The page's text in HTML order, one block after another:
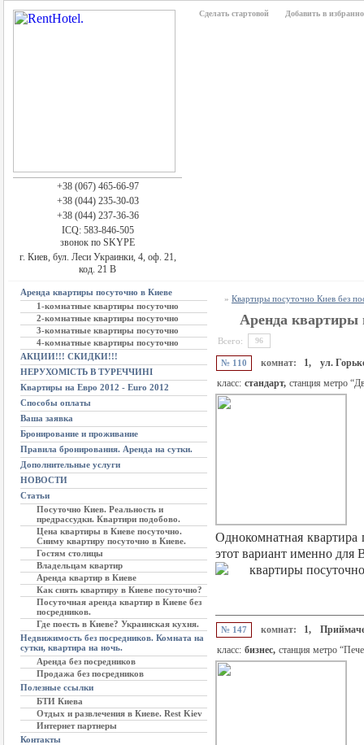
+38 (067) 465-66-97
+38 (044) 235-30-03
+38 (044) 237-36-36
ICQ: 583-846-505
звонок по SKYPE
г. Киев, бул. Леси Украинки, 4, оф. 21,
код. 21 В
Сделать стартовой Добавить в
Аренда квартиры посуточно в Киеве
1-комнатные квартиры посуточно
2-комнатные квартиры посуточно
3-комнатные квартиры посуточно
4-комнатные квартиры посуточно
АКЦИИ!!! СКИДКИ!!!
НЕРУХОМІСТЬ В ТУРЕЧЧИНІ
Квартиры на Евро 2012 - Euro 2012
Способы оплаты
Ваша заявка
Бронирование и проживание
Правила бронирования. Аренда на сутки.
Дополнительные услуги
НОВОСТИ
Статьи
Посуточно Киев. Реальность и
предрассудки. Квартири подобово.
Цена квартиры в Киеве посуточно.
Сниму квартиру посуточно в Киеве.
Гостям столицы
Владельцам квартир
Аренда квартир в Киеве
Как снять квартиру в Киеве посуточно?
Посуточная аренда квартир в Киеве без
посредников.
Где поесть в Киеве? Украинская кухня.
Недвижимость без посредников. Комната на
сутки, квартира на ночь.
Аренда без посредников
Продажа без посредников
Полезные ссылки
БТИ Киева
Отдых и развлечения в Киеве. Rest Kiev
Интернет партнеры
Контакты
» Квартиры посуточно Киев без
Аренда квартиры
Всего: 96
№ 110 комнат: 1,
ул.
класс: стандарт, станция метро
Однокомнатная
этот вариант именно для
№ 147 комнат: 1,
класс: бизнес, станция метро